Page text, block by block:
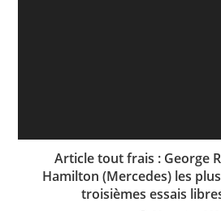
Article tout frais : George
Hamilton (Mercedes) les
troisièmes essais